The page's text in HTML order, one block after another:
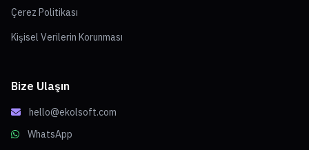
Çerez Politikası
Kişisel Verilerin Korunması
Bize Ulaşın
hello@ekolsoft.com
WhatsApp